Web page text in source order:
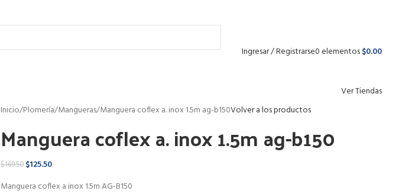
Ingresar / Registrarse0elementos$0.00
Ver Tiendas
Inicio Plomería Mangueras Manguera coflex a. inox 1.5m ag-b150Volver a los productos
Manguera coflex a. inox 1.5m ag-b150
$169.50 $125.50
Manguera coflex a inox 1.5m AG-B150